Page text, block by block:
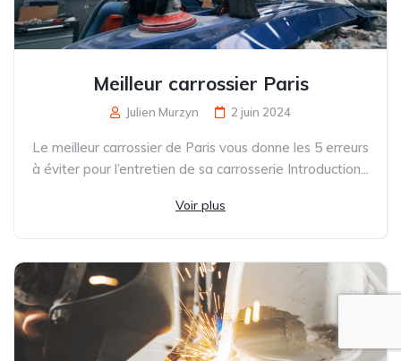
Meilleur carrossier Paris
Julien Murzyn 2 juin 2024
Le meilleur carrossier de Paris vous donne les 5 erreurs
à éviter pour l’entretien de sa carrosserie Introduction...
Voir plus